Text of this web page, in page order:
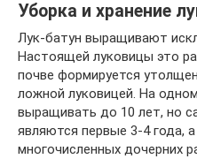
Уборка и хранение
Лук-батун выращивают
Настоящей луковицы это
почве формируется
ложной луковицей. На
выращивать до 10 лет, но
являются первые 3-4 года,
многочисленных дочерних